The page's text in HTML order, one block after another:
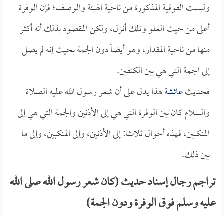
وليست الفوقية المذكورة من ناحية الهيئة والوصف؛ فإن الوفرة
أعلى من حيث العلو وتلك أنزل، ولكن المقصود بذلك أنه أكثر
منها من ناحية المقدار، وهو أيضاً دون الجمة بحيث إنه لم يصل
إلى الجمة التي هي بين الكتفين.
فحديثعائشةهذا يدل على أن شعر رسول الله عليه الصلاة
والسلام كان بين الوفرة التي هي إلى الأذنين والجمة التي هي إلى
المنكبين، فهذه أحوال ثلاث: إلى الأذنين، وإلى المنكبين، وإلى ما
بين ذلك.
تراجم رجال إسناد حديث (كان شعر رسول الله صلى الله
عليه وسلم فوق الوفرة ودون الجمة)